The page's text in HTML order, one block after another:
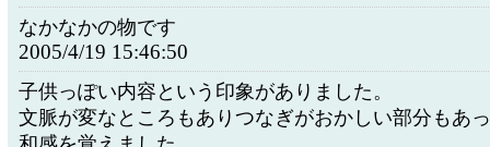
なかなかの物です
2005/4/19 15:46:50
子供っぽい内容という印象がありました。
文脈が変なところもありつなぎがおかしい部分もあ